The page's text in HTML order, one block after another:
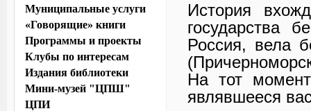
История
государства
Россия, вела
На тот
являвшееся
Муниципальные услуги
«Говорящие» книги
Программы и проекты
Клубы по интересам
Издания библиотеки
Мини-музей "ЦПШ"
ЦПИ